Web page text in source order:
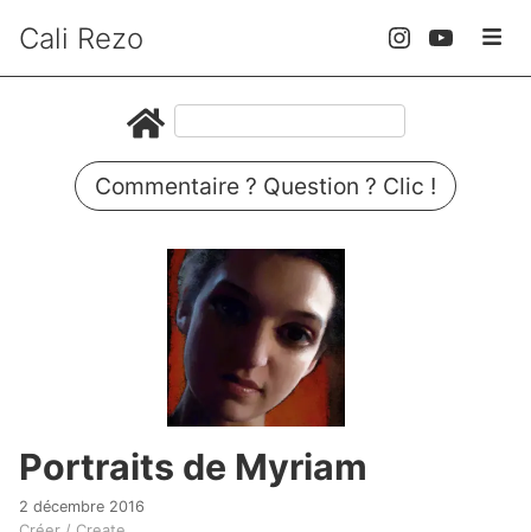
Cali Rezo
Commentaire ? Question ? Clic !
Portraits de Myriam
2 décembre 2016